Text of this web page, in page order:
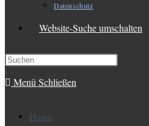
Datenschutz
Website-Suche umschalten
Menü Schließen
Home